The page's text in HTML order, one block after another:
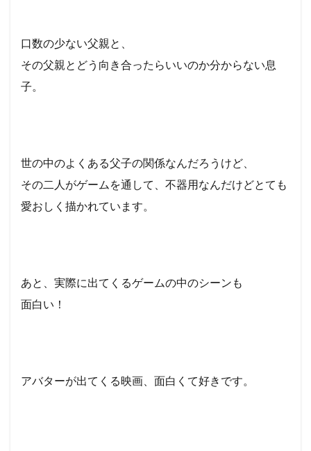
口数の少ない父親と、
その父親とどう向き合ったらいいのか分からない息
子。
世の中のよくある父子の関係なんだろうけど、
その二人がゲームを通して、不器用なんだけどとても
愛おしく描かれています。
あと、実際に出てくるゲームの中のシーンも
面白い！
アバターが出てくる映画、面白くて好きです。